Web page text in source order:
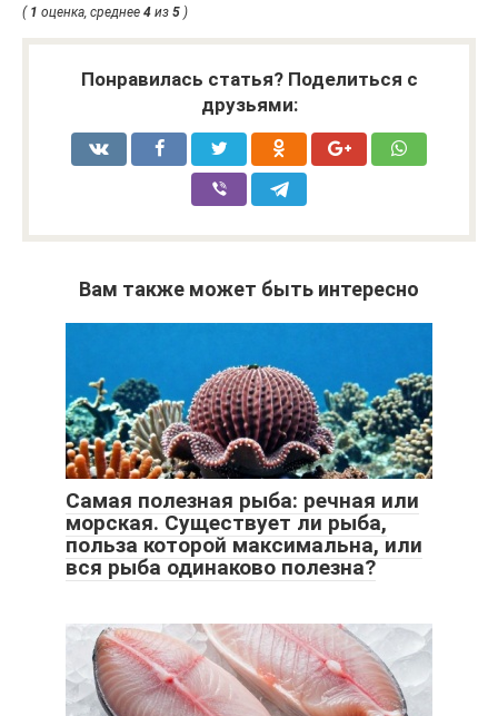
( 1 оценка, среднее 4 из 5 )
Понравилась статья? Поделиться с
друзьями:
Вам также может быть интересно
Самая полезная рыба: речная или
морская. Существует ли рыба,
польза которой максимальна, или
вся рыба одинаково полезна?